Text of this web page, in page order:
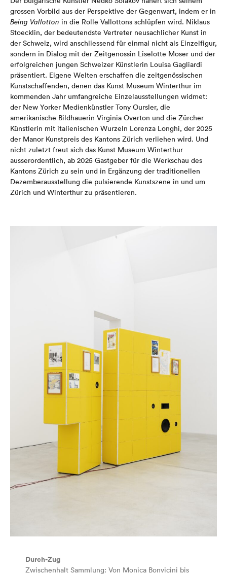
grossen Vorbild aus der Perspektive der Gegenwart, indem er in
Being Vallotton in die Rolle Vallottons schlüpfen wird. Niklaus
Stoecklin, der bedeutendste Vertreter neusachlicher Kunst in
der Schweiz, wird anschliessend für einmal nicht als Einzelfigur,
sondern in Dialog mit der Zeitgenossin Liselotte Moser und der
erfolgreichen jungen Schweizer Künstlerin Louisa Gagliardi
präsentiert. Eigene Welten erschaffen die zeitgenössischen
Kunstschaffenden, denen das Kunst Museum Winterthur im
kommenden Jahr umfangreiche Einzelausstellungen widmet:
der New Yorker Medienkünstler Tony Oursler, die
amerikanische Bildhauerin Virginia Overton und die Zürcher
Künstlerin mit italienischen Wurzeln Lorenza Longhi, der 2025
der Manor Kunstpreis des Kantons Zürich verliehen wird. Und
nicht zuletzt freut sich das Kunst Museum Winterthur
ausserordentlich, ab 2025 Gastgeber für die Werkschau des
Kantons Zürich zu sein und in Ergänzung der traditionellen
Dezemberausstellung die pulsierende Kunstszene in und um
Zürich und Winterthur zu präsentieren.
Durch-Zug
Zwischenhalt Sammlung: Von Monica Bonvicini bis